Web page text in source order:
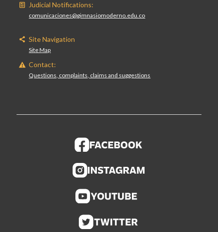
Judicial Notifications:
comunicaciones@gimnasiomoderno.edu.co
Site Navigation
Site Map
Contact:
Questions, complaints, claims and suggestions